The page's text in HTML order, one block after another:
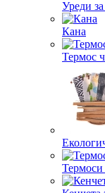
Уреди
Кана
Термос
Термоси